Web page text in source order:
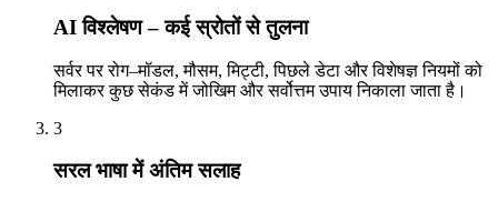
AI विश्लेषण – कई स्रोतों से तुलना
सर्वर पर रोग–मॉडल, मौसम, मिट्टी, पिछले डेटा और विशेषज्ञ नियमों को
मिलाकर कुछ सेकंड में जोखिम और सर्वोत्तम उपाय निकाला जाता है।
3
सरल भाषा में अंतिम सलाह